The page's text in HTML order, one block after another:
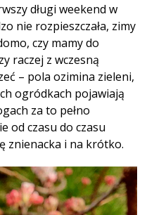
długi weekend w
nie rozpieszczała, zimy
czy mamy do
raczej z wczesną
– pola ozimina zieleni,
ogródkach pojawiają
za to pełno
od czasu do czasu
znienacka i na krótko.